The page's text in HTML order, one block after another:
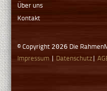
Über uns
Kontakt
© Copyright 2026 Die
Impressum | Datenschutz|